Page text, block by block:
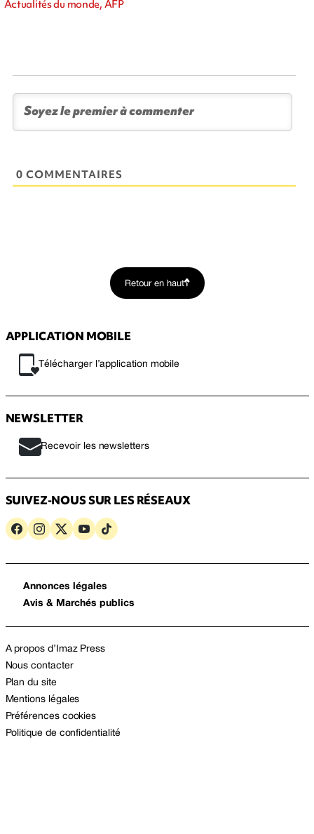
Actualités du monde, AFP
0 COMMENTAIRES
Retour en haut
APPLICATION MOBILE
Télécharger l’application mobile
NEWSLETTER
Recevoir les newsletters
SUIVEZ-NOUS SUR LES RÉSEAUX
Annonces légales
Avis & Marchés publics
A propos d’Imaz Press
Nous contacter
Plan du site
Mentions légales
Préférences cookies
Politique de confidentialité